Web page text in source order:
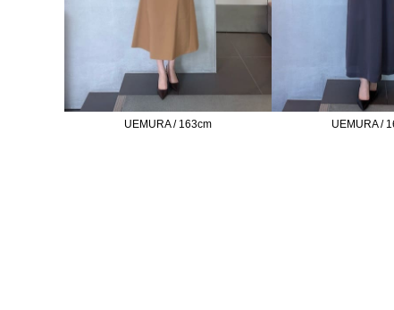
UEMURA / 163cm UEMURA /